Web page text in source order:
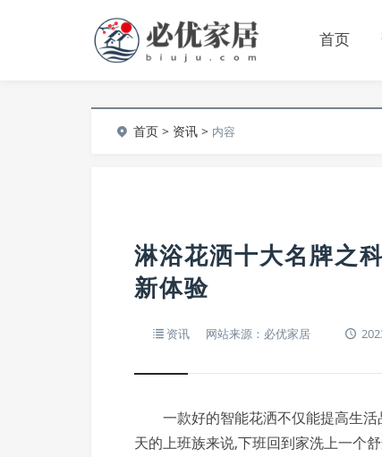
首页
首页 > 资讯 > 内容
淋浴花洒十大名牌之
新体验
资讯 网站来源：必优家居
一款好的智能花洒不仅能提高生
天的上班族来说,下班回到家洗上一个